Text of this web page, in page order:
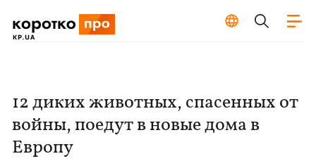
12 диких животных, спасенных от
войны, поедут в новые дома в
Европу